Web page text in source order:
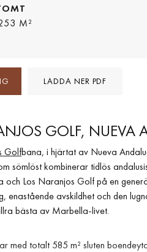
M²
LADDA NER PDF
GOLF, NUEVA
Golfbana, i hjärtat av Nueva
sömlöst kombinerar tidlös
Los Naranjos Golf på en
enastående avskildhet och den
bästa av Marbella-livet.
med totalt 585 m² sluten